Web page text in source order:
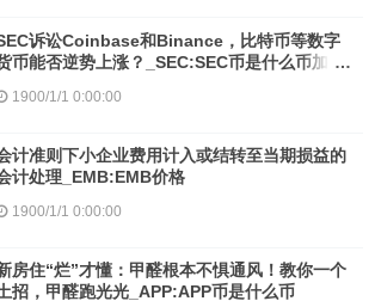
诉讼Coinbase和Binance，比特币等数字
币能否逆势上涨？_SEC:SEC币是什么币加密
1900/1/1 0:00:00
计准则下小企业费用计入或结转至当期损益的
计处理_EMB:EMB价格
1900/1/1 0:00:00
房住“烂”才懂：甲醛根本不惧通风！教你一个
招，甲醛跑光光_APP:APP币是什么币